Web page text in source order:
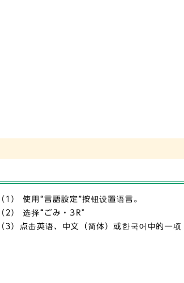
（1） 使用“言語設定”按钮设置语言。
（2） 选择“ごみ・3R”
（3）点击英语、中文（简体）或한국어中的一项